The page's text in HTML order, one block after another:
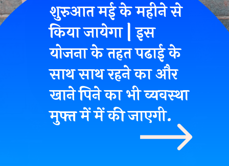
शुरुआत मई के महीने से
किया जायेगा | इस
योजना के तहत पढाई के
साथ साथ रहने का और
खाने पिने का भी व्यवस्था
मुफ्त में में की जाएगी.